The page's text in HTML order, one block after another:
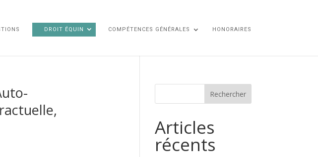
DROIT ÉQUIN COMPÉTENCES GÉNÉRALES HONORAIRES
Articles
récents